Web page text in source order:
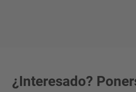
¿Interesado?